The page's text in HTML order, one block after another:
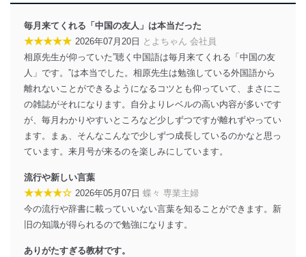
得・利用・提供を行います。また、当社が保有している
個人情報は、同意を得ずに目的外利用、第三者への提
供・開示は行いません。当社においてはこれらの取り組
みを確実にするため、従業者等の教育を徹底してまいり
ます。また、目的外利用を行わないために、適切な管理
措置を講じます。
法令遵守
当社は、個人情報に関連する法令、国が定める指針及び
その他の規範を遵守します。また、当社の管理の仕組み
す。
個人情報の安全管理措置
当社は、個人情報の正確性及び安全性を確保するため
施し、個人情報の漏えい、滅失またはき損の防止及び是
毎月来てくれる「中国の友人」は本当だった
★★★★★ 2026年07月20日 とよちゃん 会社員
相原先生が仰っていた”聴く中国語は毎月来てくれる「中国の友
人」です。”は本当でした。相原先生は勉強している外国語から
離れないことができるようになるコツとも仰っていて、まさにこ
の雑誌がそれになります。自分よりレベルの高い内容が多いです
が、毎月わかりやすいところなど少しずつですが離れずやってい
ます。まぁ、そんなこんなで少しずつ成長しているのかなと思っ
ています。来月号が来るのを楽しみにしています。
流行や新しい言葉
★★★★☆ 2026年05月07日 蝶々 専業主婦
今の流行や辞書に載っていいない言葉を知ることができます。新
旧の知識が得られるので勉強になります。
ありがたすぎる教材です。